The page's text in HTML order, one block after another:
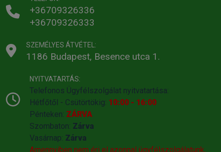
+36709326336
+36709326333
SZEMÉLYES ÁTVÉTEL:
1186 Budapest, Besence utca 1.
NYITVATARTÁS:
Telefonos Ügyfélszolgálat nyitvatartása:
Hétfőtől - Csütörtökig: 10:00 - 16:00
Pénteken: ZÁRVA
Szombaton: Zárva
Vasárnap: Zárva
Amennyiben nem éri el azonnal ügyfélszolgálatunk,